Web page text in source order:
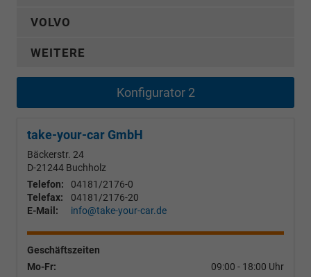
VOLVO
WEITERE
Konfigurator 2
take-your-car GmbH
Bäckerstr. 24
D-21244 Buchholz
Telefon:
04181/2176-0
Telefax:
04181/2176-20
E-Mail:
info@take-your-car.de
Geschäftszeiten
Mo-Fr:
09:00 - 18:00 Uhr